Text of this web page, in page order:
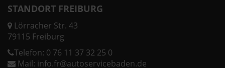
STANDORT FREIBURG
Lörracher Str. 43
79115 Freiburg
Telefon: 0 76 11 37 32 25 0
Mail: info.fr@autoservicebaden.de